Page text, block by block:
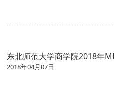
东北师范大学商学院2018年
2018年04月07日